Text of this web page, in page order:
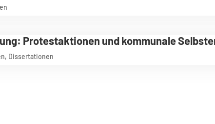
Protestaktionen und kommunale
, Dissertationen